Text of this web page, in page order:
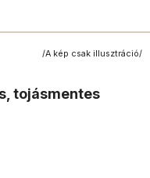
/A kép csak illusztráció/
tojásmentes